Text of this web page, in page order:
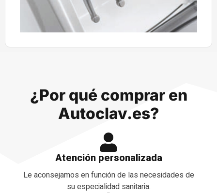
¿Por qué comprar en
Autoclav.es?
Atención personalizada
Le aconsejamos en función de las necesidades de
su especialidad sanitaria.